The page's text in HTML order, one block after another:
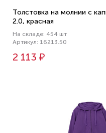
Толстовка на молнии с
2.0, красная
На складе: 454 шт
Артикул: 16213.50
2 113 ₽